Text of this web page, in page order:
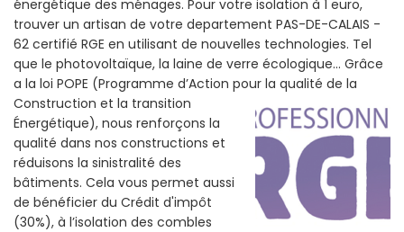
énergétique des ménages. Pour votre isolation à 1 euro,
trouver un artisan de votre departement PAS-DE-CALAIS -
62 certifié RGE en utilisant de nouvelles technologies. Tel
que le photovoltaïque, la laine de verre écologique... Grâce
a la loi POPE (Programme d’Action pour la qualité de la
Construction et la transition
Énergétique), nous renforçons la
qualité dans nos constructions et
réduisons la sinistralité des
bâtiments. Cela vous permet aussi
de bénéficier du Crédit d'impôt
(30%), à l’isolation des combles